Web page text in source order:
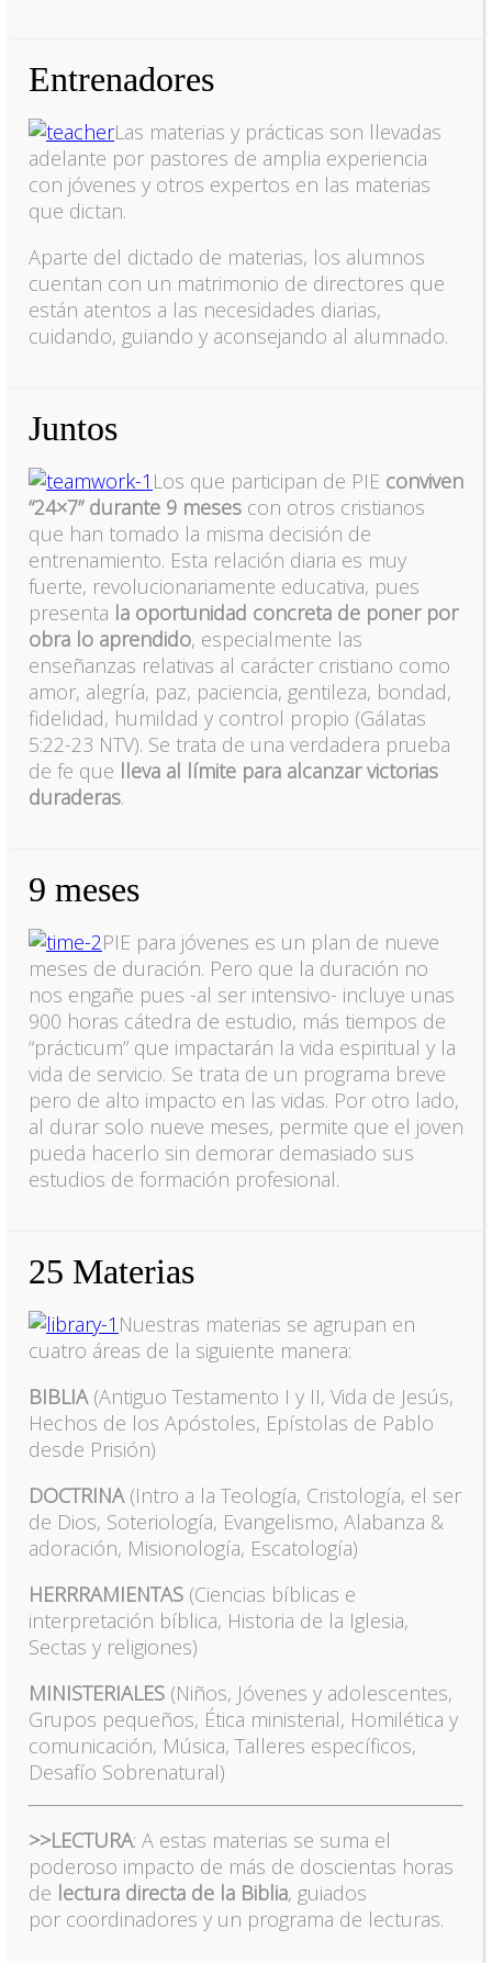
Entrenadores
Las materias y prácticas son llevadas
adelante por pastores de amplia experiencia
con jóvenes y otros expertos en las materias
que dictan.
Aparte del dictado de materias, los alumnos
cuentan con un matrimonio de directores que
están atentos a las necesidades diarias,
cuidando, guiando y aconsejando al alumnado.
Juntos
Los que participan de PIE conviven
“24×7” durante 9 meses con otros cristianos
que han tomado la misma decisión de
entrenamiento. Esta relación diaria es muy
fuerte, revolucionariamente educativa, pues
presenta la oportunidad concreta de poner por
obra lo aprendido, especialmente las
enseñanzas relativas al carácter cristiano como
amor, alegría, paz, paciencia, gentileza, bondad,
fidelidad, humildad y control propio (Gálatas
5:22-23 NTV). Se trata de una verdadera prueba
de fe que lleva al límite para alcanzar victorias
duraderas.
9 meses
PIE para jóvenes es un plan de nueve
meses de duración. Pero que la duración no
nos engañe pues -al ser intensivo- incluye unas
900 horas cátedra de estudio, más tiempos de
“prácticum” que impactarán la vida espiritual y la
vida de servicio. Se trata de un programa breve
pero de alto impacto en las vidas. Por otro lado,
al durar solo nueve meses, permite que el joven
pueda hacerlo sin demorar demasiado sus
estudios de formación profesional.
25 Materias
Nuestras materias se agrupan en
cuatro áreas de la siguiente manera:
BIBLIA(Antiguo Testamento I y II, Vida de Jesús,
Hechos de los Apóstoles, Epístolas de Pablo
desde Prisión)
DOCTRINA(Intro a la Teología, Cristología, el ser
de Dios, Soteriología, Evangelismo, Alabanza &
adoración, Misionología, Escatología)
HERRRAMIENTAS (Ciencias bíblicas e
interpretación bíblica, Historia de la Iglesia,
Sectas y religiones)
MINISTERIALES (Niños, Jóvenes y adolescentes,
Grupos pequeños, Ética ministerial, Homilética y
comunicación, Música, Talleres específicos,
Desafío Sobrenatural)
>>LECTURA: A estas materias se suma el
poderoso impacto de más de doscientas horas
de lectura directa de la Biblia, guiados
por coordinadores y un programa de lecturas.